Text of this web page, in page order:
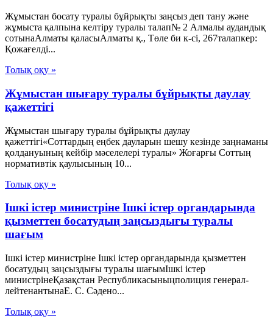
Жұмыстан босату туралы бұйрықты заңсыз деп тану және
жұмыста қалпына келтіру туралы талап№ 2 Алмалы аудандық
сотынаАлматы қаласыАлматы қ., Төле би к-сі, 267талапкер:
Қожағелді...
Толық оқу »
Жұмыстан шығару туралы бұйрықты даулау
қажеттігі
Жұмыстан шығару туралы бұйрықты даулау
қажеттігі«Соттардың еңбек дауларын шешу кезінде заңнаманы
қолдануының кейбір мәселелері туралы» Жоғарғы Соттың
нормативтік қаулысының 10...
Толық оқу »
Ішкі істер министріне Ішкі істер органдарында
қызметтен босатудың заңсыздығы туралы
шағым
Ішкі істер министріне Ішкі істер органдарында қызметтен
босатудың заңсыздығы туралы шағымІшкі істер
министрінеҚазақстан Республикасыныңполиция генерал-
лейтенантынаЕ. С. Сәдено...
Толық оқу »